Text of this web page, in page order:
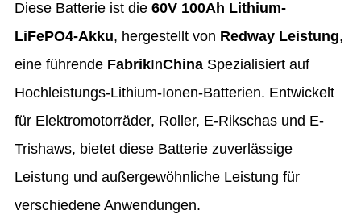
Diese Batterie ist die60V 100Ah Lithium-
LiFePO4-Akku, hergestellt von Redway Leistung,
eine führende FabrikInChina Spezialisiert auf
Hochleistungs-Lithium-Ionen-Batterien. Entwickelt
für Elektromotorräder, Roller, E-Rikschas und E-
Trishaws, bietet diese Batterie zuverlässige
Leistung und außergewöhnliche Leistung für
verschiedene Anwendungen.